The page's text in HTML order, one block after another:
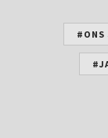
#ONS